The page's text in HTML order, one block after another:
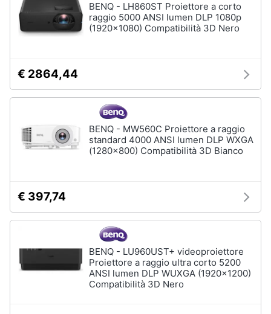
BENQ - LH860ST Proiettore a corto
raggio 5000 ANSI lumen DLP 1080p
(1920x1080) Compatibilità 3D Nero
€ 2864,44
BENQ - MW560C Proiettore a raggio
standard 4000 ANSI lumen DLP WXGA
(1280x800) Compatibilità 3D Bianco
€ 397,74
BENQ - LU960UST+ videoproiettore
Proiettore a raggio ultra corto 5200
ANSI lumen DLP WUXGA (1920x1200)
Compatibilità 3D Nero